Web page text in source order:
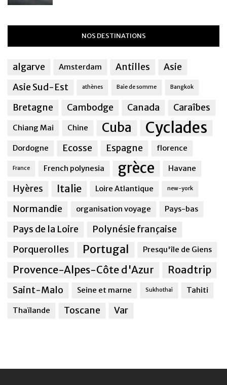
NOS DESTINATIONS
algarve Amsterdam Antilles
Asie
Asie Sud-Est
athènes Baie de somme Bangkok
Bretagne Cambodge Canada Caraîbes
Chiang Mai Chine Cuba Cyclades
Dordogne Ecosse Espagne florence
France French polynesia grèce Havane
Hyères Italie Loire Atlantique new-york
Normandie organisation voyage Pays-bas
Pays de la Loire
Polynésie française
Porquerolles
Portugal Presqu'île de Giens
Provence-Alpes-Côte d'Azur Roadtrip
Saint-Malo Seine et marne Sukhothai Tahiti
Thaïlande Toscane Var